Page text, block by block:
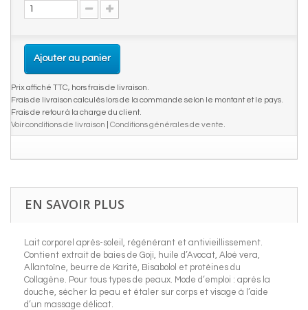
Ajouter au panier
Prix affiché TTC, hors frais de livraison.
Frais de livraison calculés lors de la commande selon le montant et le pays.
Frais de retour à la charge du client.
Voir conditions de livraison
Conditions générales de vente
EN SAVOIR PLUS
Lait corporel après-soleil, régénérant et antivieillissement.
Contient extrait de baies de Goji, huile d’Avocat, Aloé vera,
Allantoïne, beurre de Karité, Bisabolol et protéines du
Collagène. Pour tous types de peaux. Mode d’emploi : après la
douche, sécher la peau et étaler sur corps et visage à l’aide
d’un massage délicat.